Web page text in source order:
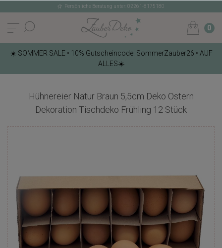
Persönliche Beratung unter: 02261-8175180
0
☀️ SOMMER SALE • 10% Gutscheincode: SommerZauber26 • AUF
ALLES☀️
Hühnereier Natur Braun 5,5cm Deko Ostern
Dekoration Tischdeko Frühling 12 Stück